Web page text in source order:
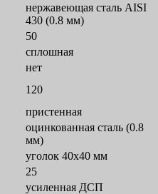
нержавеющая сталь AISI
430 (0.8 мм)
50
сплошная
нет
120
пристенная
оцинкованная сталь (0.8
мм)
уголок 40х40 мм
25
усиленная ДСП